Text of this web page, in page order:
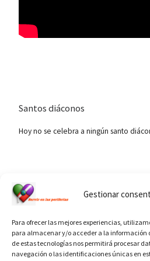
Gestionar
Para ofrecer las mejores experiencias,
para almacenar y/o acceder a la información
de estas tecnologías nos permitirá procesar
navegación o las identificaciones únicas en
Santos diáconos
Hoy no se celebra a ningún santo